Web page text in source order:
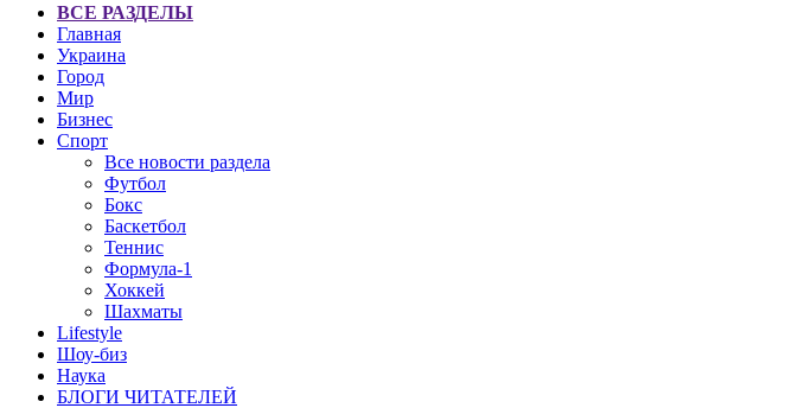
ВСЕ РАЗДЕЛЫ
Главная
Украина
Город
Мир
Бизнес
Спорт
Все новости раздела
Футбол
Бокс
Баскетбол
Теннис
Формула-1
Хоккей
Шахматы
Lifestyle
Шоу-биз
Наука
БЛОГИ ЧИТАТЕЛЕЙ